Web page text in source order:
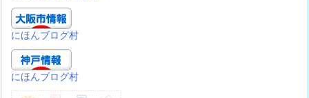
にほんブログ村
にほんブログ村